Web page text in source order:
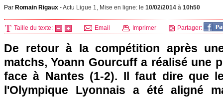
Par Romain Rigaux -Actu Ligue 1, Mise en ligne: le 10/02/2014 à 10h50
Taille du texte: Email Imprimer Partager:
De retour à la compétition après
matchs, Yoann Gourcuff a réalisé une
face à Nantes (1-2). Il faut dire que
l'Olympique Lyonnais a été aligné